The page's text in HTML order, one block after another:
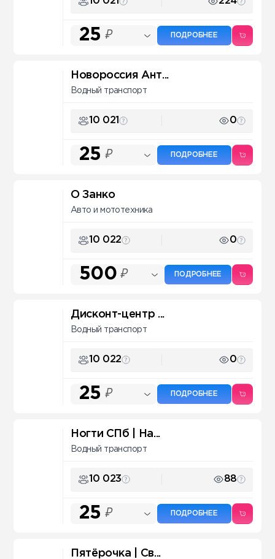
25 ₽ ПОДРОБНЕЕ
Новороссия Ант...
Водный транспорт
10 021 0
25 ₽ ПОДРОБНЕЕ
О Занко
Авто и мототехника
10 022 0
500 ₽ ПОДРОБНЕЕ
Дисконт-центр ...
Водный транспорт
10 022 0
25 ₽ ПОДРОБНЕЕ
Ногти СПб | На...
Водный транспорт
10 023 88
25 ₽ ПОДРОБНЕЕ
Пятёрочка | Св...